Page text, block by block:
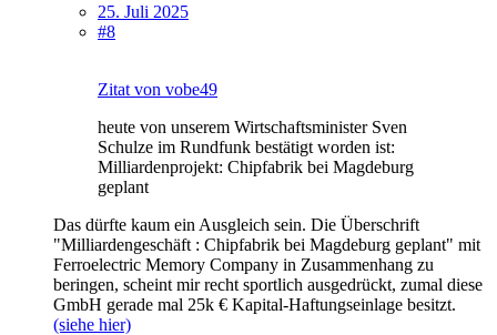
25. Juli 2025
#8
Zitat von vobe49
heute von unserem Wirtschaftsminister Sven
Schulze im Rundfunk bestätigt worden ist:
Milliardenprojekt: Chipfabrik bei Magdeburg
geplant
Das dürfte kaum ein Ausgleich sein. Die Überschrift
"Milliardengeschäft : Chipfabrik bei Magdeburg geplant" mit
Ferroelectric Memory Company in Zusammenhang zu
beringen, scheint mir recht sportlich ausgedrückt, zumal diese
GmbH gerade mal 25k € Kapital-Haftungseinlage besitzt.
(siehe hier)